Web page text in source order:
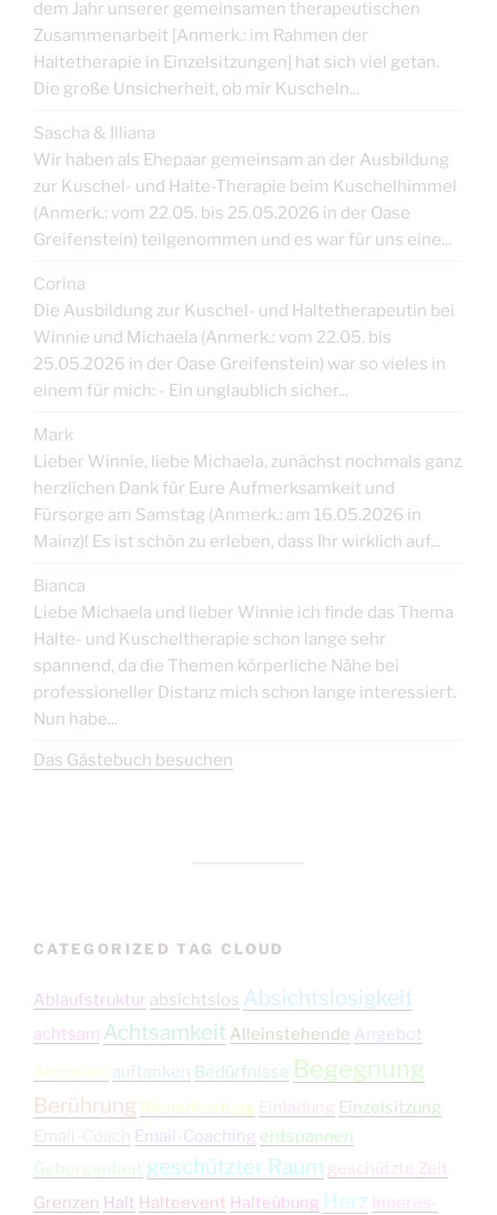
dem Jahr unserer gemeinsamen therapeutischen
Zusammenarbeit [Anmerk.: im Rahmen der
Haltetherapie in Einzelsitzungen] hat sich viel getan.
Die große Unsicherheit, ob mir Kuscheln...
Sascha & Illiana
Wir haben als Ehepaar gemeinsam an der Ausbildung
zur Kuschel- und Halte-Therapie beim Kuschelhimmel
(Anmerk.: vom 22.05. bis 25.05.2026 in der Oase
Greifenstein) teilgenommen und es war für uns eine...
Corina
Die Ausbildung zur Kuschel- und Haltetherapeutin bei
Winnie und Michaela (Anmerk.: vom 22.05. bis
25.05.2026 in der Oase Greifenstein) war so vieles in
einem für mich: - Ein unglaublich sicher...
Mark
Lieber Winnie, liebe Michaela, zunächst nochmals ganz
herzlichen Dank für Eure Aufmerksamkeit und
Fürsorge am Samstag (Anmerk.: am 16.05.2026 in
Mainz)! Es ist schön zu erleben, dass Ihr wirklich auf...
Bianca
Liebe Michaela und lieber Winnie ich finde das Thema
Halte- und Kuscheltherapie schon lange sehr
spannend, da die Themen körperliche Nähe bei
professioneller Distanz mich schon lange interessiert.
Nun habe...
Das Gästebuch besuchen
CATEGORIZED TAG CLOUD
Ablaufstruktur absichtslos Absichtslosigkeit
achtsam Achtsamkeit Alleinstehende Angebot
Anspruch auftanken Bedürfnisse Begegnung
Berührung Dienstleistung Einladung Einzelsitzung
Email-Coach
Email-Coaching entspannen
Geborgenheit geschützter Raum geschützte Zeit
Grenzen Halt Halteevent Halteübung Herz Inneres-